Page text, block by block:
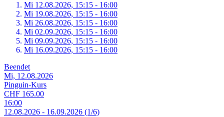
Mi 12.08.2026, 15:15 - 16:00
Mi 19.08.2026, 15:15 - 16:00
Mi 26.08.2026, 15:15 - 16:00
Mi 02.09.2026, 15:15 - 16:00
Mi 09.09.2026, 15:15 - 16:00
Mi 16.09.2026, 15:15 - 16:00
Beendet
Mi, 12.08.2026
Pinguin-Kurs
CHF 165.00
16:00
12.08.2026 - 16.09.2026 (1/6)